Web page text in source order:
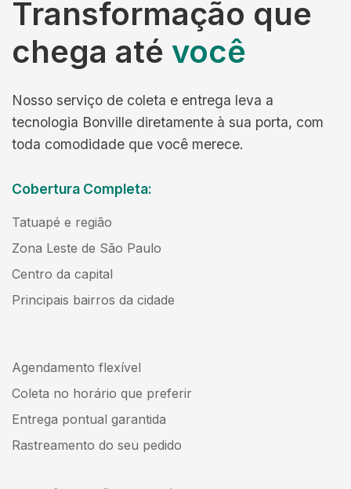
Transformação que
chega até você
Nosso serviço de coleta e entrega leva a
tecnologia Bonville diretamente à sua porta, com
toda comodidade que você merece.
Cobertura Completa:
Tatuapé e região
Zona Leste de São Paulo
Centro da capital
Principais bairros da cidade
Agendamento flexível
Coleta no horário que preferir
Entrega pontual garantida
Rastreamento do seu pedido